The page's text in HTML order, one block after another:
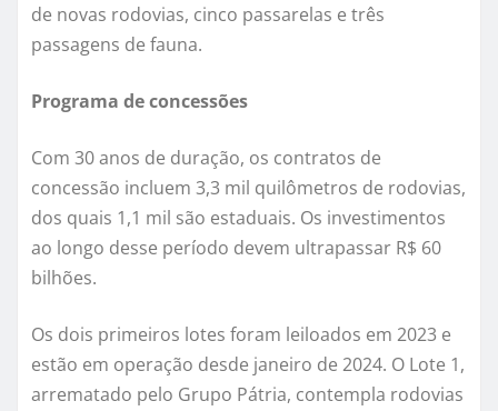
de novas rodovias, cinco passarelas e três
passagens de fauna.
Programa de concessões
Com 30 anos de duração, os contratos de
concessão incluem 3,3 mil quilômetros de rodovias,
dos quais 1,1 mil são estaduais. Os investimentos
ao longo desse período devem ultrapassar R$ 60
bilhões.
Os dois primeiros lotes foram leiloados em 2023 e
estão em operação desde janeiro de 2024. O Lote 1,
arrematado pelo Grupo Pátria, contempla rodovias